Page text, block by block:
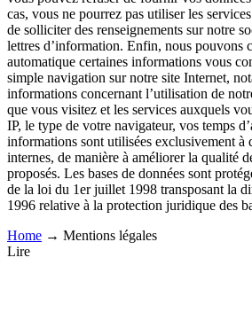
cas, vous ne pourrez pas utiliser les
de solliciter des renseignements sur notre
lettres d’information. Enfin, nous pouvons
automatique certaines informations vous
simple navigation sur notre site Internet,
informations concernant l’utilisation de
que vous visitez et les services auxquels
IP, le type de votre navigateur, vos temps
informations sont utilisées exclusivement à
internes, de manière à améliorer la qualité
proposés. Les bases de données sont
de la loi du 1er juillet 1998 transposant la
1996 relative à la protection juridique des
Home → Mentions légales
Lire